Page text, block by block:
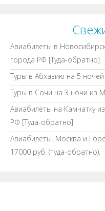
Авиабилеты в
города РФ [Туда-обратно]
Туры в Абхазию на 5
Туры в Сочи на 3 ночи из
Авиабилеты на Камчатку
РФ [Туда-обратно]
Авиабилеты. Москва и
17000 руб. (туда-обратно).